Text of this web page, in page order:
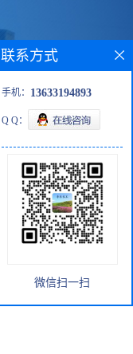
联系方式
手机： 13633194893
Q Q：
微信扫一扫